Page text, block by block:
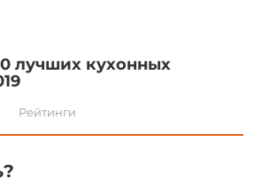
лучших кухонных
Рейтинги